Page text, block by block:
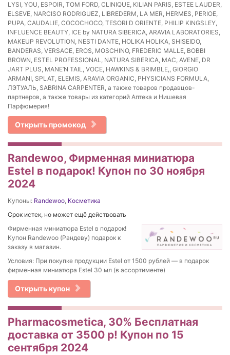
LYSI, YOU, ESPOIR, TOM FORD, CLINIQUE, KILIAN PARIS, ESTEE LAUDER,
ELSEVE, NARCISO RODRIGUEZ, LIBREDERM, LA MER, HERMES, PERIOE,
PUPA, CAUDALIE, COCOCHOCO, TESORI D ORIENTE, PHILIP KINGSLEY,
INFLUENCE BEAUTY, ICE by NATURA SIBERICA, ARAVIA LABORATORIES,
MAKEUP REVOLUTION, NESTI DANTE, HOLIKA HOLIKA, SHISEIDO,
BANDERAS, VERSACE, EROS, MOSCHINO, FREDERIC MALLE, BOBBI
BROWN, ESTEL PROFESSIONAL, NATURA SIBERICA, MAC, AVENE, DR
JART PLUS, MANE’N TAIL, VOCE, HAWKINS & BRIMBLE,, GIORGIO
ARMANI, SPLAT, ELEMIS, ARAVIA ORGANIC, PHYSICIANS FORMULA,
ЛЭТУАЛЬ, SABRINA CARPENTER, а также товаров продавцов-
партнеров, а также товары из категорий Аптека и Нишевая
Парфюмерия!
Открыть промокод
Randewoo, Фирменная миниатюра
Estel в подарок! Купон по 30 ноября
2024
Купоны: Randewoo, Косметика
Срок истек, но может ещё действовать
Фирменная миниатюра Estel в подарок!
Купон Randewoo (Рандеву) подарок к
заказу в магазин.
Условия: При покупке продукции Estel от 1500 рублей — в подарок
фирменная миниатюра Estel 30 мл (в ассортименте)
Открыть купон
Pharmacosmetica, 30% Бесплатная
доставка от 3500 р! Купон по 15
сентября 2024